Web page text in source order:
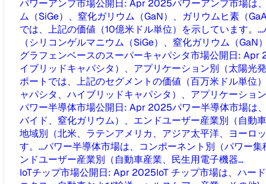
パワーアンプ市場公開日: Apr 2025パワーアンプ市場は
ム（SiGe）、窒化ガリウム（GaN）、ガリウムヒ素（
では、上記の価値（10億米ドル単位）を示しています。...
（シリコンゲルマニウム（SiGe）、窒化ガリウム（GaN
グラフェンベースのスーパーキャパシタ市場公開日: Apr
イブリッドキャパシタ）、アプリケーション別（太陽光
ポートでは、上記のセグメントの価値（百万米ドル単位
ャパシタ、ハイブリッドキャパシタ）、アプリケーショ
パワー半導体市場公開日: Apr 2025パワー半導体市場は
バイド、窒化ガリウム）、エンドユーザー産業別（自動
地域別（北米、ラテンアメリカ、アジア太平洋、ヨーロ
す。...パワー半導体市場は、コンポーネント別（パワー
ンドユーザー産業別（自動車産業、民生用電子機器...
IoTチップ市場公開日: Apr 2025IoT チップ市場は、ハー